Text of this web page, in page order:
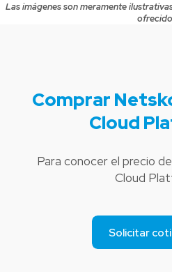
Las imágenes son meramente
Comprar
Cloud
Para conocer el precio
Cloud
Solicitar